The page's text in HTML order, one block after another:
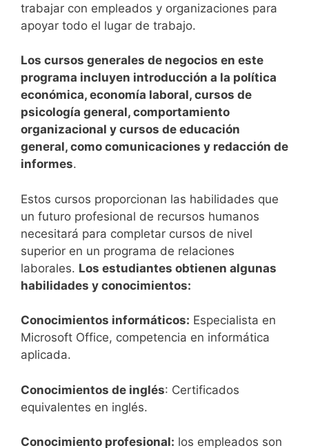
trabajar con empleados y organizaciones para
apoyar todo el lugar de trabajo.
Los cursos generales de negocios en este
programa incluyen introducción a la política
económica, economía laboral, cursos de
psicología general, comportamiento
organizacional y cursos de educación
general, como comunicaciones y redacción de
informes.
Estos cursos proporcionan las habilidades que
un futuro profesional de recursos humanos
necesitará para completar cursos de nivel
superior en un programa de relaciones
laborales. Los estudiantes obtienen algunas
habilidades y conocimientos:
Conocimientos informáticos: Especialista en
Microsoft Office, competencia en informática
aplicada.
Conocimientos de inglés: Certificados
equivalentes en inglés.
Conocimiento profesional: los empleados son